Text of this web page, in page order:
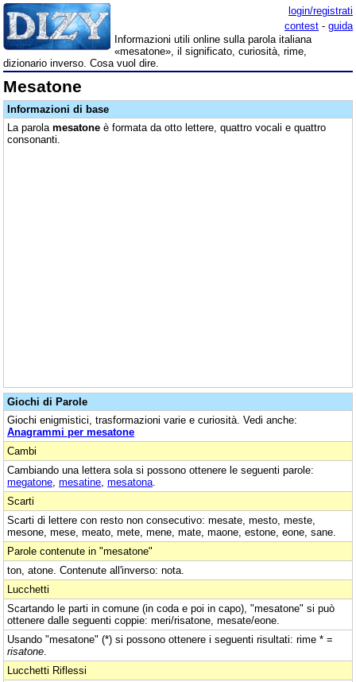
login/registrati
contest - guida
Informazioni utili online sulla parola italiana
«mesatone», il significato, curiosità, rime,
dizionario inverso. Cosa vuol dire.
Mesatone
Informazioni di base
La parola mesatone è formata da otto lettere, quattro vocali e quattro
consonanti.
Giochi di Parole
Giochi enigmistici, trasformazioni varie e curiosità. Vedi anche:
Anagrammi per mesatone
Cambi
Cambiando una lettera sola si possono ottenere le seguenti parole:
megatone mesatine mesatona
Scarti
Scarti di lettere con resto non consecutivo: mesate, mesto, meste,
mesone, mese, meato, mete, mene, mate, maone, estone, eone, sane.
Parole contenute in "mesatone"
ton, atone. Contenute all'inverso: nota.
Lucchetti
Scartando le parti in comune (in coda e poi in capo), "mesatone" si può
ottenere dalle seguenti coppie: meri/risatone, mesate/eone.
Usando "mesatone" (*) si possono ottenere i seguenti risultati: rime * =
risatone
Lucchetti Riflessi